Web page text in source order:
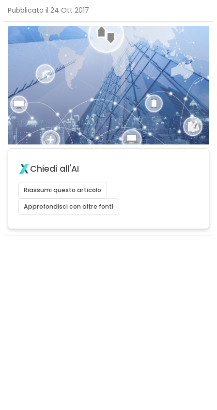
Pubblicato il 24 Ott 2017
Chiedi all'AI
Riassumi questo articolo
Approfondisci con altre fonti